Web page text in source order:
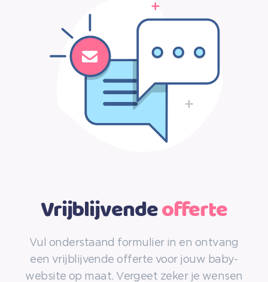
Vrijblijvendeofferte
Vul onderstaand formulier in en ontvang
een vrijblijvende offerte voor jouw baby-
website op maat. Vergeet zeker je wensen